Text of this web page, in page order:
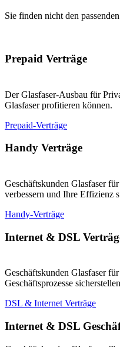
Sie finden nicht den
Prepaid Verträge
Der Glasfaser-Ausbau für
Glasfaser profitieren können.
Prepaid-Verträge
Handy Verträge
Geschäftskunden Glasfaser
verbessern und Ihre Effizienz
Handy-Verträge
Internet & DSL
Geschäftskunden Glasfaser
Geschäftsprozesse
DSL & Internet Verträge
Internet & DSL